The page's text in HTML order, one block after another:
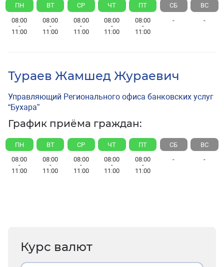
ПН
08:00
-
11:00
ВТ
08:00
-
11:00
СР
08:00
-
11:00
ЧТ
08:00
-
11:00
ПТ
08:00
-
11:00
СБ
-
ВС
-
Тураев Жамшед Жураевич
Управляющий Регионального офиса банковских услуг
“Бухара”
График приёма граждан:
ПН
08:00
-
11:00
ВТ
08:00
-
11:00
СР
08:00
-
11:00
ЧТ
08:00
-
11:00
ПТ
08:00
-
11:00
СБ
-
ВС
-
Курс валют